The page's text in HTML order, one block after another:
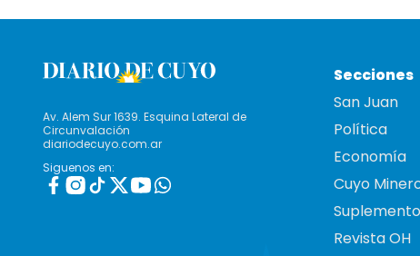
Av. Alem Sur 1639. Esquina Lateral de
Circunvalación
diariodecuyo.com.ar
Siguenos en:
Secciones
San Juan
Política
Economía
Cuyo
Revista OH